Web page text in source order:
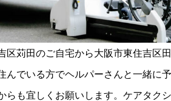
区苅田のご自宅から大阪市東住吉区
んでいる方でヘルパーさんと一緒に
らも宜しくお願いします。ケアタク